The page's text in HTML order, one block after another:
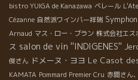
bistro YUIGA de Kanazawa ベレール
Cézanne 自然派ワインバー祥瑞
Arnaud マス・ロー・ブラン 株式会社エス
ス salon de vin ''INDIGENES''
俊さん ドメーヌ・ヨヨ Le Casot
KAMATA Pommard Premier Cru 赤間さん